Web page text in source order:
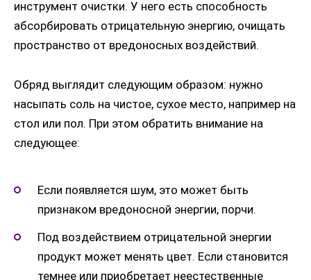
инструмент очистки. У него есть способность
абсорбировать отрицательную энергию, очищать
пространство от вредоносных воздействий.
Обряд выглядит следующим образом: нужно
насыпать соль на чистое, сухое место, например на
стол или пол. При этом обратить внимание на
следующее:
Если появляется шум, это может быть
признаком вредоносной энергии, порчи.
Под воздействием отрицательной энергии
продукт может менять цвет. Если становится
темнее или приобретает неестественные